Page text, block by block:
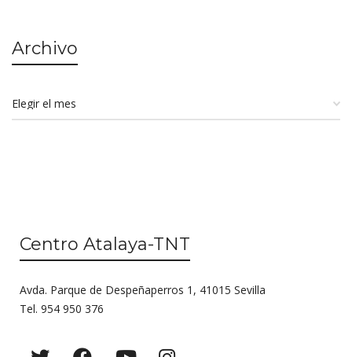
Archivo
Centro Atalaya-TNT
Avda. Parque de Despeñaperros 1, 41015 Sevilla
Tel. 954 950 376